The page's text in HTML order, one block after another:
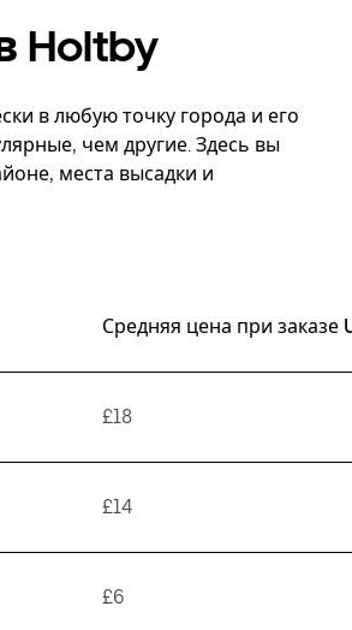
Holtby
в любую точку города и его
чем другие. Здесь вы
места высадки и
Средняя цена при заказе
£18
£14
£6